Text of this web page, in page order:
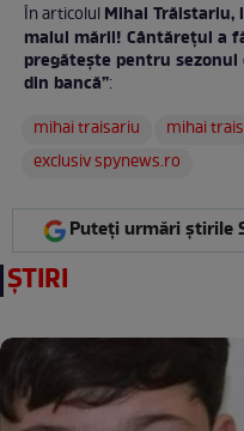
În articolulMihai Trăistariu,
malul mării! Cântărețul a
pregătește pentru
din bancă”:
mihai traisariu
mihai
exclusiv spynews.ro
Puteți urmări știrile
ȘTIRI